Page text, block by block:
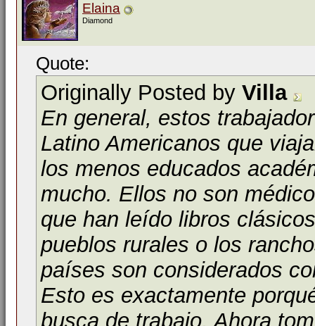
Elaina
Diamond
Quote:
Originally Posted by Villa
En general, estos
Latino Americanos que
los menos educados
mucho. Ellos no son
que han leído libros
pueblos rurales o los
países son considerados
Esto es exactamente
busca de trabajo. Ahora